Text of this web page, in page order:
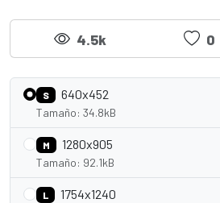
4.5k 0
S 640x452
Tamaño: 34.8kB
M 1280x905
Tamaño: 92.1kB
L 1754x1240